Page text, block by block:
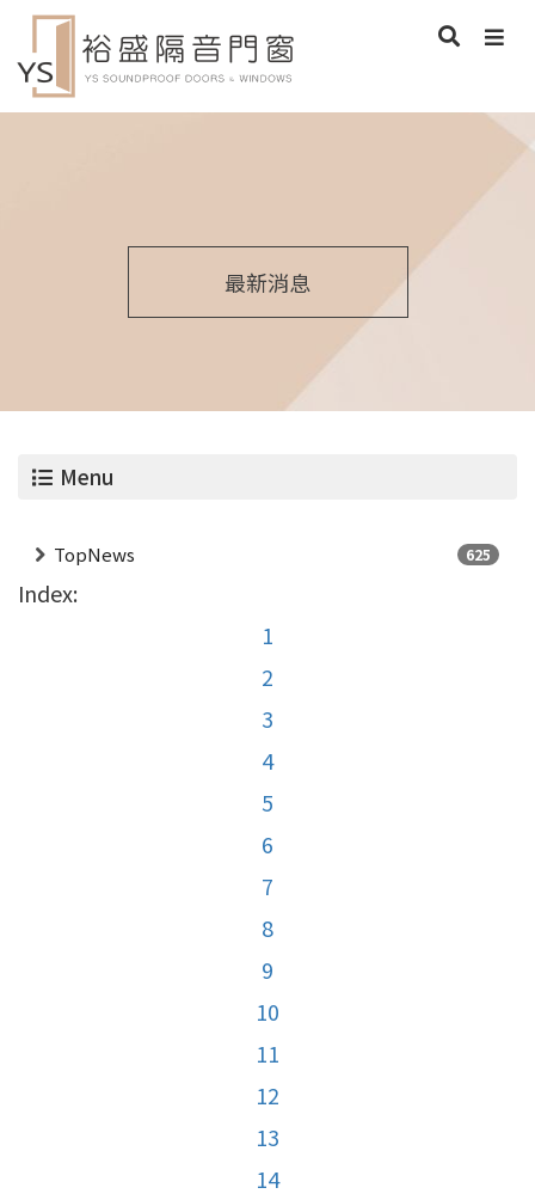
最新消息
Menu
TopNews 625
Index:
1
2
3
4
5
6
7
8
9
10
11
12
13
14